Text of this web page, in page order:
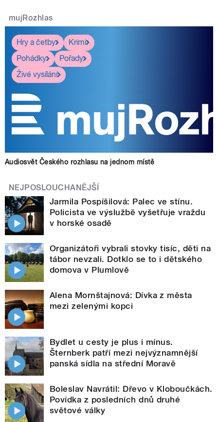
mujRozhlas
Hry a četby
Krimi
Pohádky
Pořady
Živé vysílání
Audiosvět Českého rozhlasu na jednom místě
NEJPOSLOUCHANĚJŠÍ
Jarmila Pospíšilová: Palec ve stínu.
Policista ve výslužbě vyšetřuje vraždu
v horské osadě
Organizátoři vybrali stovky tisíc, děti na
tábor nevzali. Dotklo se to i dětského
domova v Plumlově
Alena Mornštajnová: Dívka z města
mezi zelenými kopci
Bydlet u cesty je plus i mínus.
Šternberk patří mezi nejvýznamnější
panská sídla na střední Moravě
Boleslav Navrátil: Dřevo v Kloboučkách.
Povídka z posledních dnů druhé
světové války